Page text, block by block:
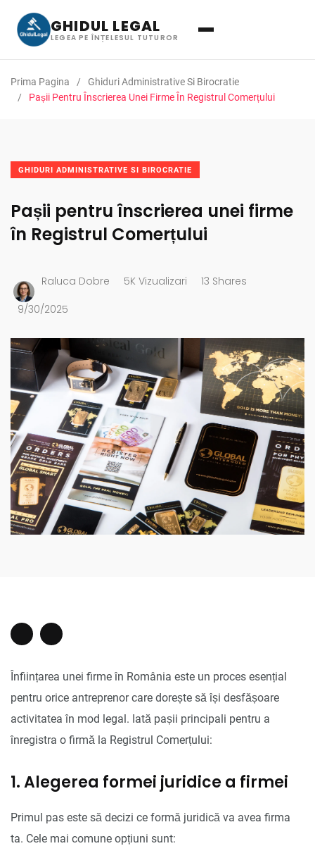
GHIDUL LEGAL
LEGEA PE ÎNȚELESUL TUTUROR
Prima Pagina
Ghiduri Administrative Si Birocratie
Pașii Pentru Înscrierea Unei Firme În Registrul Comerțului
GHIDURI ADMINISTRATIVE SI BIROCRATIE
Pașii pentru înscrierea unei firme
în Registrul Comerțului
Raluca Dobre 5K Vizualizari 13 Shares
9/30/2025
Înființarea unei firme în România este un proces esențial
pentru orice antreprenor care dorește să își desfășoare
activitatea în mod legal. Iată pașii principali pentru a
înregistra o firmă la Registrul Comerțului:
1. Alegerea formei juridice a firmei
Primul pas este să decizi ce formă juridică va avea firma
ta. Cele mai comune opțiuni sunt: